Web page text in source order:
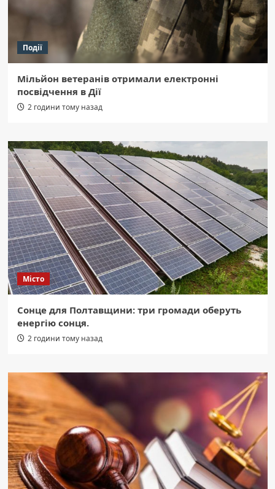
Події
Мільйон ветеранів отримали електронні
посвідчення в Дії
2 години тому назад
Місто
Сонце для Полтавщини: три громади оберуть
енергію сонця.
2 години тому назад